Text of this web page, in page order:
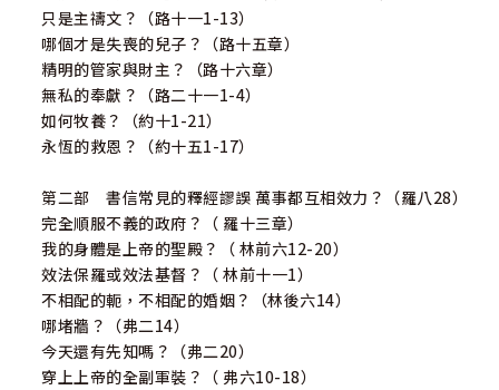
只是主禱文？（路十一1-13）
哪個才是失喪的兒子？（路十五章）
精明的管家與財主？（路十六章）
無私的奉獻？（路二十一1-4）
如何牧養？（約十1-21）
永恆的救恩？（約十五1-17）
第二部 書信常見的釋經謬誤 萬事都互相效力？（羅八28）
完全順服不義的政府？（ 羅十三章）
我的身體是上帝的聖殿？（ 林前六12-20）
效法保羅或效法基督？（ 林前十一1）
不相配的軛，不相配的婚姻？（林後六14）
哪堵牆？（弗二14）
今天還有先知嗎？（弗二20）
穿上上帝的全副軍裝？（ 弗六10-18）